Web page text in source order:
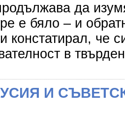
да
е бяло – и
констатирал, че
в
И